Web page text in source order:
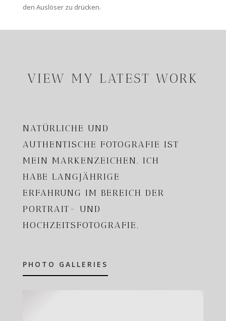
den Auslöser zu drücken.
VIEW MY LATEST WORK
NATÜRLICHE UND
AUTHENTISCHE FOTOGRAFIE IST
MEIN MARKENZEICHEN. ICH
HABE LANGJÄHRIGE
ERFAHRUNG IM BEREICH DER
PORTRAIT- UND
HOCHZEITSFOTOGRAFIE.
PHOTO GALLERIES